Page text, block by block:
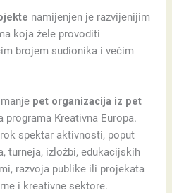
namijenjen je razvijenijim
koja žele provoditi
brojem sudionika i većim
pet organizacija iz pet
programa Kreativna Europa.
spektar aktivnosti, poput
turneja, izložbi, edukacijskih
razvoja publike ili projekata
i kreativne sektore.